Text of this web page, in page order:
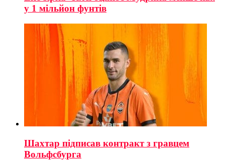
у 1 мільйон фунтів
Шахтар підписав контракт з гравцем
Вольфсбурга